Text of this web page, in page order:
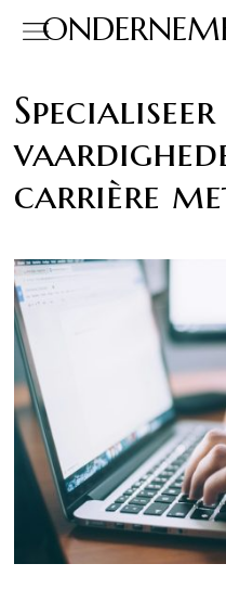
Specialiseer
carrière